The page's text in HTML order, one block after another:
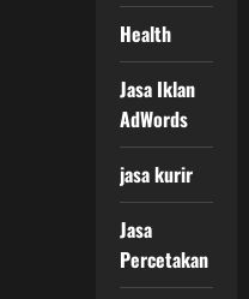
Health
Jasa Iklan
AdWords
jasa kurir
Jasa
Percetakan